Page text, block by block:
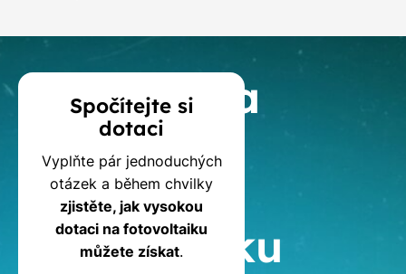
Kalkulačka
dotací
na
fotovoltaiku
Spočítejte si
dotaci
Vyplňte pár jednoduchých
otázek a během chvilky
zjistěte, jak vysokou
dotaci na fotovoltaiku
můžete získat.